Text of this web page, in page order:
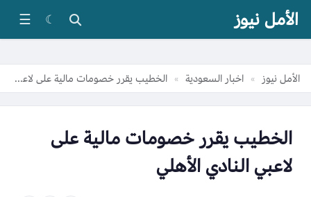
الأمل نيوز ☾
☰
الأمل نيوز » اخبار السعودية » الخطيب يقرر خصومات مالية على لاعبي النادي الأهلي
الخطيب يقرر خصومات مالية على
لاعبي النادي الأهلي